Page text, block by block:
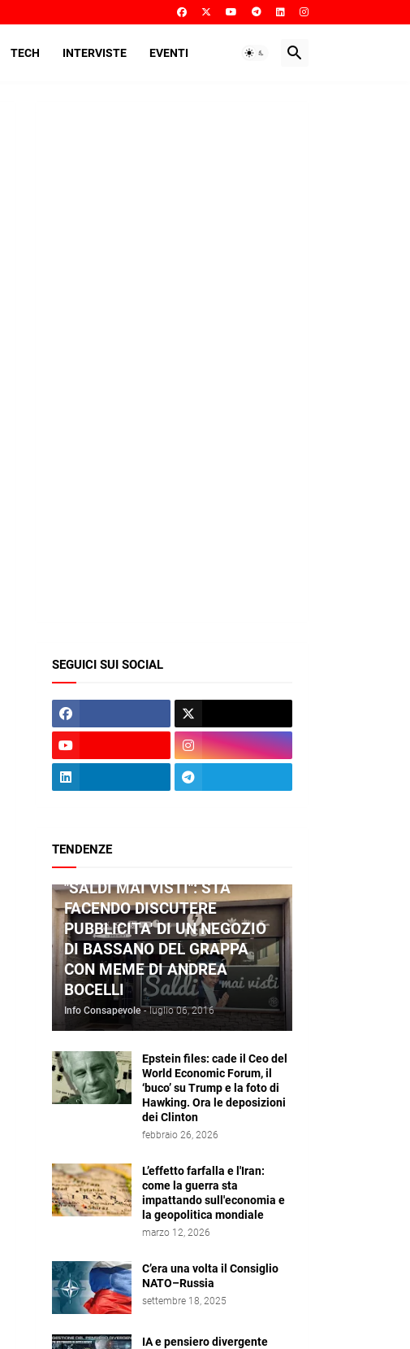
TECH INTERVISTE EVENTI
SEGUICI SUI SOCIAL
TENDENZE
"SALDI MAI VISTI": STA
FACENDO DISCUTERE
PUBBLICITA' DI UN NEGOZIO
DI BASSANO DEL GRAPPA
CON MEME DI ANDREA
BOCELLI
Info Consapevole - luglio 06, 2016
Epstein files: cade il Ceo del
World Economic Forum, il
‘buco’ su Trump e la foto di
Hawking. Ora le deposizioni
dei Clinton
febbraio 26, 2026
L’effetto farfalla e l'Iran:
come la guerra sta
impattando sull'economia e
la geopolitica mondiale
marzo 12, 2026
C’era una volta il Consiglio
NATO–Russia
settembre 18, 2025
IA e pensiero divergente